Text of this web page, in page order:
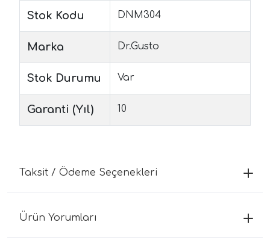
Stok Kodu DNM304
Marka Dr.Gusto
Stok Durumu Var
Garanti (Yıl) 10
Taksit / Ödeme Seçenekleri
Ürün Yorumları